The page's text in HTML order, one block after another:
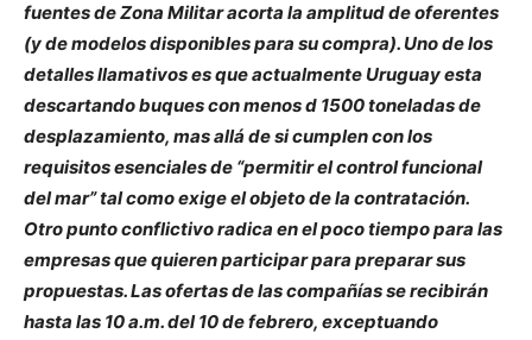
fuentes de Zona Militar acorta la amplitud de oferentes
(y de modelos disponibles para su compra). Uno de los
detalles llamativos es que actualmente Uruguay esta
descartando buques con menos d 1500 toneladas de
desplazamiento, mas allá de si cumplen con los
requisitos esenciales de “permitir el control funcional
del mar” tal como exige el objeto de la contratación.
Otro punto conflictivo radica en el poco tiempo para las
empresas que quieren participar para preparar sus
propuestas. Las ofertas de las compañías se recibirán
hasta las 10 a.m. del 10 de febrero, exceptuando